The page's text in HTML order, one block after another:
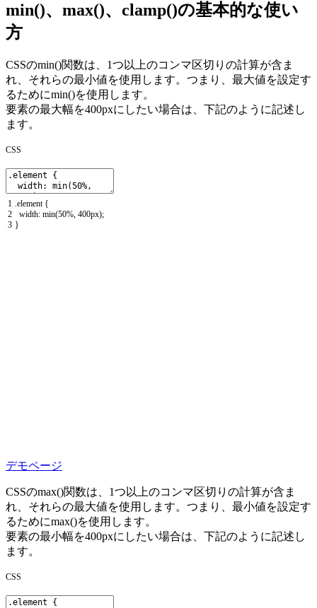
min()、max()、clamp()の基本的な使い
方
CSSのmin()関数は、1つ以上のコンマ区切りの計算が含ま
れ、それらの最小値を使用します。つまり、最大値を設定す
るためにmin()を使用します。
要素の最大幅を400pxにしたい場合は、下記のように記述し
ます。
CSS
1
2
3
.element {
width: min(50%, 400px);
}
デモページ
CSSのmax()関数は、1つ以上のコンマ区切りの計算が含ま
れ、それらの最大値を使用します。つまり、最小値を設定す
るためにmax()を使用します。
要素の最小幅を400pxにしたい場合は、下記のように記述し
ます。
CSS